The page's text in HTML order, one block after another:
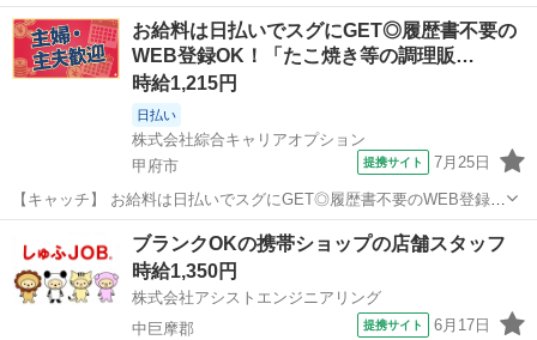
【経験活かしてステップUP！！】残業基本ナシで趣味・遊びも充実♪
高時給1300円！ 【コメント】 ＼大手人材派遣会社で働きませんか♪／
「新しい職場は不...
山梨 南都留郡 その他
お給料は日払いでスグにGET◎履歴書不要の
WEB登録OK！「たこ焼き等の調理販…
時給1,215円
日払い
株式会社綜合キャリアオプション
甲府市
提携サイト 7月25日
【キャッチ】 お給料は日払いでスグにGET◎履歴書不要のWEB登録
OK！「たこ焼き等の調理販売」高時給1215円！甲府周辺！20代～40
代のスタッフが多数活躍中★ 【コメント】 ＼大手人材派遣会社で働き
ませんか♪／ 「新...
その他
ブランクOKの携帯ショップの店舗スタッフ
時給1,350円
株式会社アシストエンジニアリング
中巨摩郡
提携サイト 6月17日